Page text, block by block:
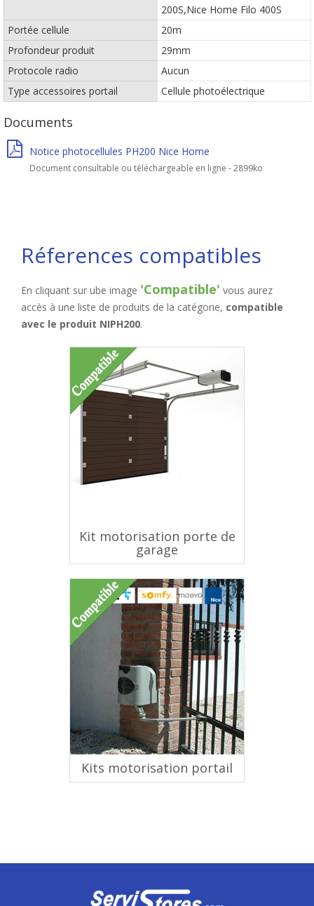
200S,Nice Home Filo 400S
Portée cellule
20m
Profondeur produit
29mm
Protocole radio
Aucun
Type accessoires portail
Cellule photoélectrique
Documents
Notice photocellules PH200 Nice Home
Document consultable ou téléchargeable en ligne - 2899ko
Réferences compatibles
En cliquant sur ube image 'Compatible' vous aurez
accès à une liste de produits de la catégorie, compatible
avec le produit NIPH200.
Kit motorisation porte de
garage
Kits motorisation portail